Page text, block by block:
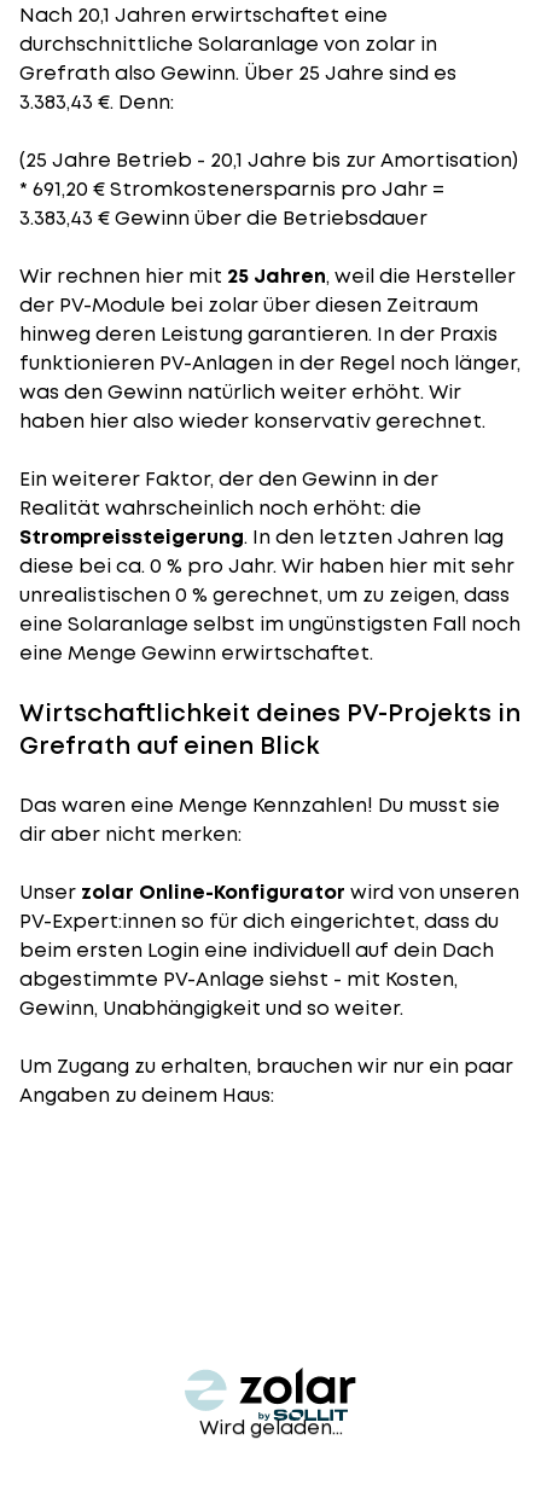
Nach 20,1 Jahren erwirtschaftet eine
durchschnittliche Solaranlage von zolar in
Grefrath also Gewinn. Über 25 Jahre sind es
3.383,43 €. Denn:
(25 Jahre Betrieb - 20,1 Jahre bis zur Amortisation)
* 691,20 € Stromkostenersparnis pro Jahr =
3.383,43 € Gewinn über die Betriebsdauer
Wir rechnen hier mit 25 Jahren, weil die Hersteller
der PV-Module bei zolar über diesen Zeitraum
hinweg deren Leistung garantieren. In der Praxis
funktionieren PV-Anlagen in der Regel noch länger,
was den Gewinn natürlich weiter erhöht. Wir
haben hier also wieder konservativ gerechnet.
Ein weiterer Faktor, der den Gewinn in der
Realität wahrscheinlich noch erhöht: die
Strompreissteigerung. In den letzten Jahren lag
diese bei ca. 0 % pro Jahr. Wir haben hier mit sehr
unrealistischen 0 % gerechnet, um zu zeigen, dass
eine Solaranlage selbst im ungünstigsten Fall noch
eine Menge Gewinn erwirtschaftet.
Wirtschaftlichkeit deines PV-Projekts in
Grefrath auf einen Blick
Das waren eine Menge Kennzahlen! Du musst sie
dir aber nicht merken:
Unser zolar Online-Konfigurator wird von unseren
PV-Expert:innen so für dich eingerichtet, dass du
beim ersten Login eine individuell auf dein Dach
abgestimmte PV-Anlage siehst - mit Kosten,
Gewinn, Unabhängigkeit und so weiter.
Um Zugang zu erhalten, brauchen wir nur ein paar
Angaben zu deinem Haus:
Wird geladen...